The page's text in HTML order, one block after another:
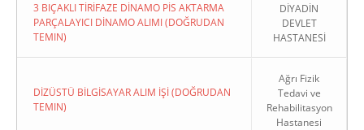
3 BIÇAKLI TİRİFAZE DİNAMO PİS AKTARMA
PARÇALAYICI DİNAMO ALIMI (DOĞRUDAN
TEMIN)
DİYADİN
DEVLET
HASTANESİ
DİZÜSTÜ BİLGİSAYAR ALIM İŞİ (DOĞRUDAN
TEMIN)
Ağrı Fizik
Tedavi ve
Rehabilitasyon
Hastanesi